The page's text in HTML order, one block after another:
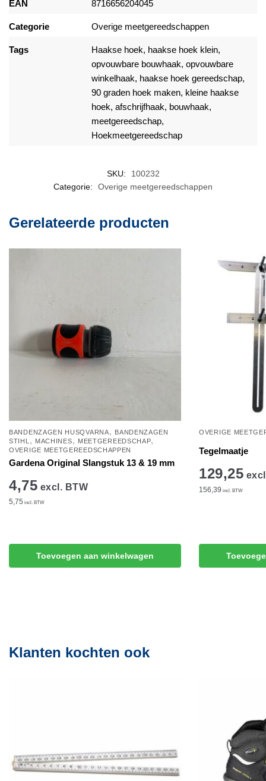
EAN 8716656204045
Categorie Overige meetgereedschappen
Tags
Haakse hoek, haakse hoek klein,
opvouwbare bouwhaak, opvouwbare
winkelhaak, haakse hoek gereedschap,
90 graden hoek maken, kleine haakse
hoek, afschrijfhaak, bouwhaak,
meetgereedschap,
Hoekmeetgereedschap
SKU:
100232
Categorie:
Overige meetgereedschappen
Gerelateerde producten
BANDENZAGEN HUSQVARNA,
BANDENZAGEN
STIHL
, MACHINES, MEETGEREEDSCHAP,
OVERIGE MEETGEREEDSCHAPPEN
Gardena Original Slangstuk 13 & 19 mm
4,75 excl. BTW
5,75 incl. BTW
Toevoegen aan winkelwagen
OVERIGE
Tegelmaatje
129,25
156,39 incl. BTW
Klanten kochten ook